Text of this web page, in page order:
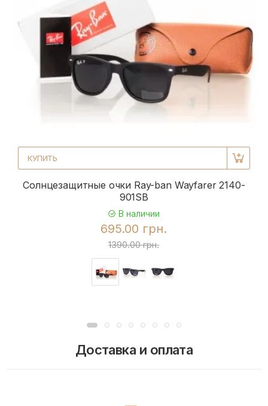
КУПИТЬ
Солнцезащитные очки Ray-ban Wayfarer 2140-
901SB
В наличии
695.00 грн.
1390.00 грн.
Доставка и оплата